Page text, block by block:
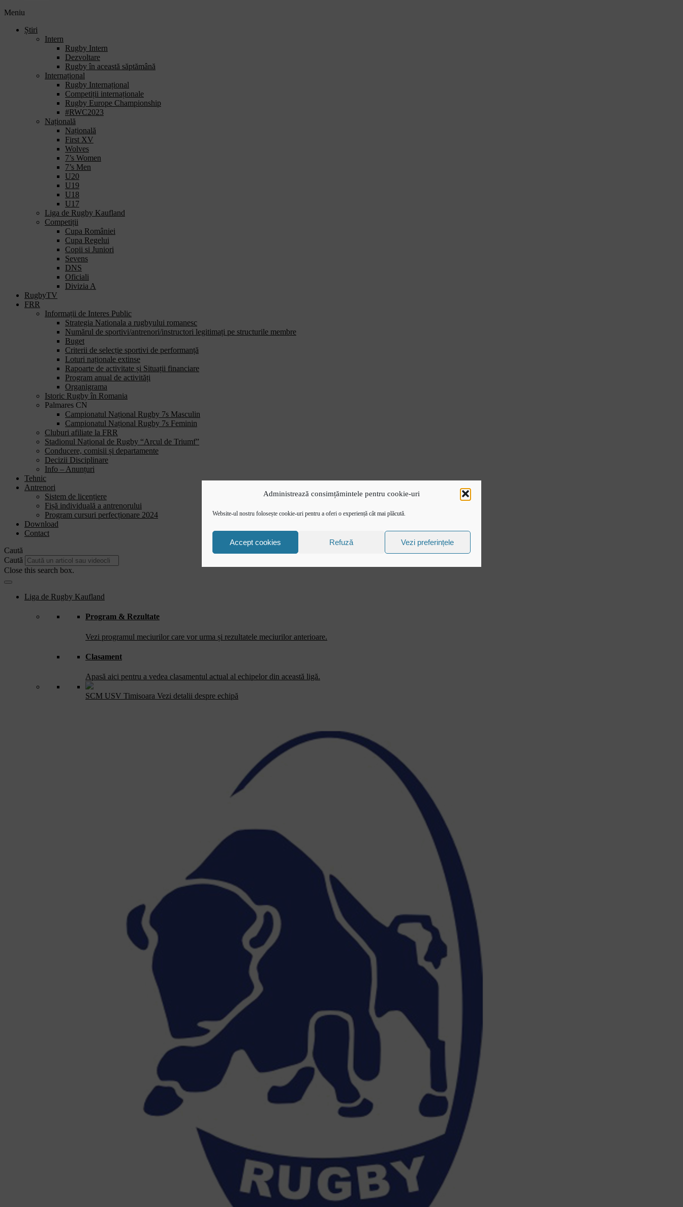
Administrează consimțămintele pentru cookie-uri
Website-ul nostru folosește cookie-uri pentru a oferi o experiență cât mai plăcută.
Accept cookies Refuză Vezi preferințele
Meniu
Știri
Intern
Rugby Intern
Dezvoltare
Rugby în această săptămână
Internațional
Rugby Internațional
Competiții internaționale
Rugby Europe Championship
#RWC2023
Națională
Națională
First XV
Wolves
7’s Women
7’s Men
U20
U19
U18
U17
Liga de Rugby Kaufland
Competiții
Cupa României
Cupa Regelui
Copii si Juniori
Sevens
DNS
Oficiali
Divizia A
RugbyTV
FRR
Informații de Interes Public
Strategia Nationala a rugbyului romanesc
Numărul de sportivi/antrenori/instructori legitimați pe structurile membre
Buget
Criterii de selecție sportivi de performanță
Loturi naționale extinse
Rapoarte de activitate și Situații financiare
Program anual de activități
Organigrama
Istoric Rugby în Romania
Palmares CN
Campionatul Național Rugby 7s Masculin
Campionatul Național Rugby 7s Feminin
Cluburi afiliate la FRR
Stadionul Național de Rugby “Arcul de Triumf”
Conducere, comisii și departamente
Decizii Disciplinare
Info – Anunțuri
Tehnic
Antrenori
Sistem de licențiere
Fișă individuală a antrenorului
Program cursuri perfecționare 2024
Download
Contact
Caută
Caută
Close this search box.
Liga de Rugby Kaufland
Program & Rezultate
Vezi programul meciurilor care vor urma și rezultatele meciurilor anterioare.
Clasament
Apasă aici pentru a vedea clasamentul actual al echipelor din această ligă.
SCM USV Timisoara Vezi detalii despre echipă